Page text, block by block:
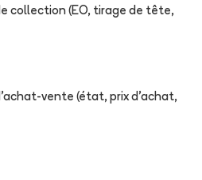
collection (EO, tirage de tête,
vente (état, prix d'achat,